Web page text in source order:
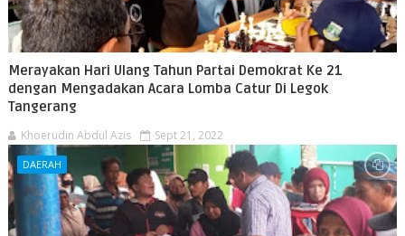
Merayakan Hari Ulang Tahun Partai Demokrat Ke 21
dengan Mengadakan Acara Lomba Catur Di Legok
Tangerang
Khoerudin Abdul Azis Sept 21, 2022
DAERAH